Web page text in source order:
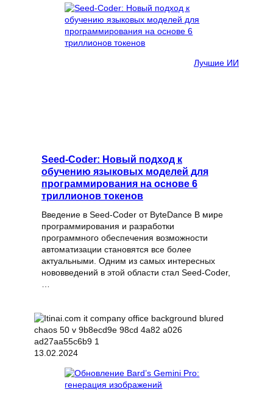
Лучшие ИИ
Seed-Coder: Новый подход к
обучению языковых моделей для
программирования на основе 6
триллионов токенов
Введение в Seed-Coder от ByteDance В мире
программирования и разработки
программного обеспечения возможности
автоматизации становятся все более
актуальными. Одним из самых интересных
нововведений в этой области стал Seed-Coder,
13.02.2024